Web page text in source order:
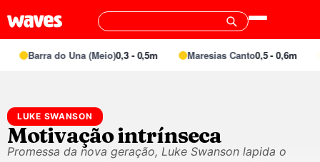
Barra do Una (Meio)0,3 - 0,5m Maresias Canto0,5 - 0,6m
LUKE SWANSON
Motivação intrínseca
Promessa da nova geração, Luke Swanson lapida o